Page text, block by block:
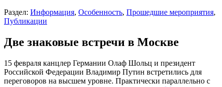
Раздел: Информация, Особенность, Прошедшие мероприятия,
Публикации
Две знаковые встречи в Москве
15 февраля канцлер Германии Олаф Шольц и президент
Российской Федерации Владимир Путин встретились для
переговоров на высшем уровне. Практически параллельно с